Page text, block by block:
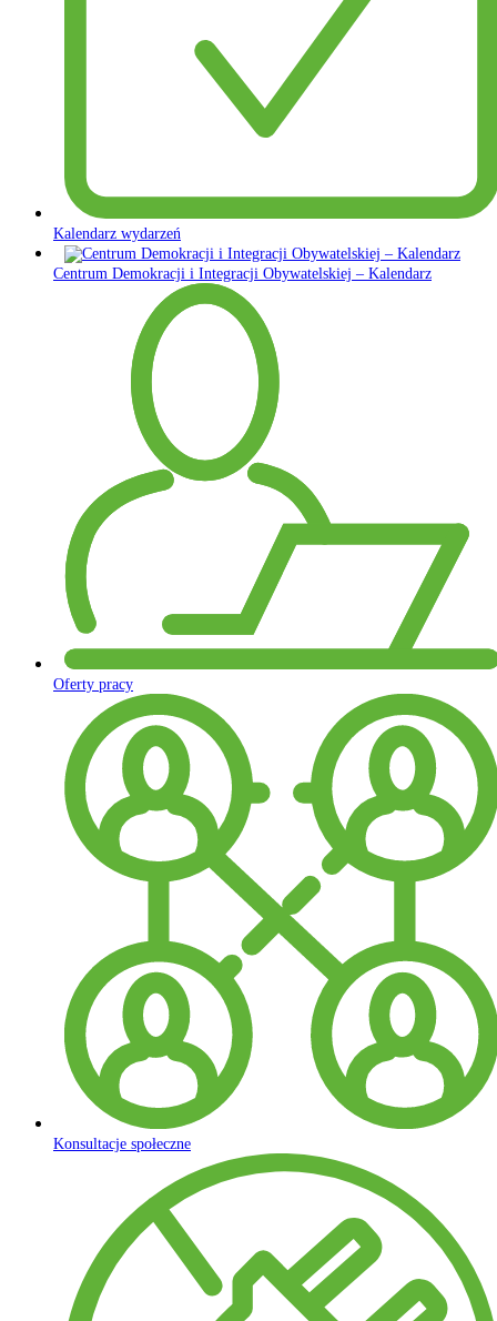
Kalendarz wydarzeń
Centrum Demokracji i Integracji Obywatelskiej – Kalendarz
Oferty pracy
Konsultacje społeczne